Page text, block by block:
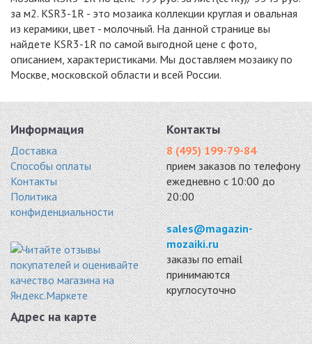
керамика 315x309
5049 руб. / кв.м.
-17%
PENNY ROUND
WHITE ANTISLIP
(JNK81011)
керамика 315x309
5049 руб. / кв.м.
-17%
PENNY ROUND
DARK GREY
ANTISLIP
(JNK82021)
керамика 315x309
5049 руб. / кв.м.
KO28-1R
керамика 330x312
5308 руб. / кв.м.
-15%
PA-576
керамогранит
315x294
5359 руб. / кв.м.
-15%
PA-575
керамогранит
315x294
5359 руб. / кв.м.
-18%
KO19-6R
керамика 294x315
5448 руб. / кв.м.
за м2. KSR3-1R - это мозаика коллекции круглая и овальная
из керамики, цвет - молочный. На данной странице вы
найдете KSR3-1R по самой выгодной цене с фото,
описанием, характеристиками. Мы доставляем мозаику по
Москве, московской области и всей России.
Информация
Доставка
Способы оплаты
Контакты
Политика
конфиденциальности
Контакты
8 (495) 199-79-84
прием заказов по телефону
ежедневно с 10:00 до
20:00
sales@magazin-
mozaiki.ru
заказы по email
принимаются
круглосуточно
Адрес на карте